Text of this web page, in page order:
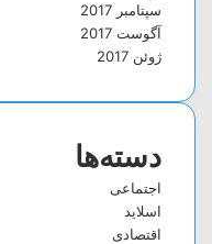
سپتامبر 2017
آگوست 2017
ژوئن 2017
دسته‌ها
اجتماعی
اسلاید
اقتصادی